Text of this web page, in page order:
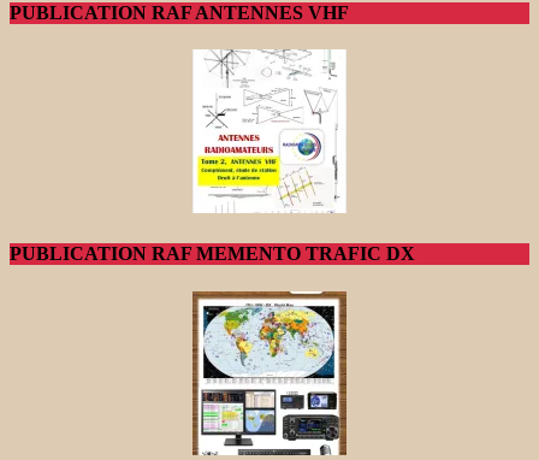
PUBLICATION RAF ANTENNES VHF
PUBLICATION RAF MEMENTO TRAFIC DX